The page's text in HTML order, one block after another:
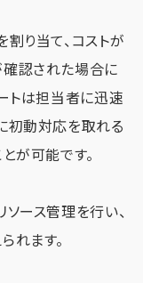
り当て、コストが
認された場合に
トは担当者に迅速
初動対応を取れる
が可能です。
ース管理を行い、
れます。